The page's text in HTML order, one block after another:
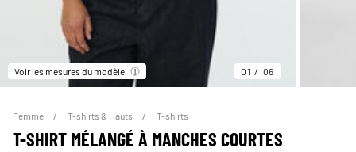
Voir les mesures du modèle 01 06
Femme T-shirts & Hauts T-shirts
T-SHIRT MÉLANGÉ À MANCHES COURTES